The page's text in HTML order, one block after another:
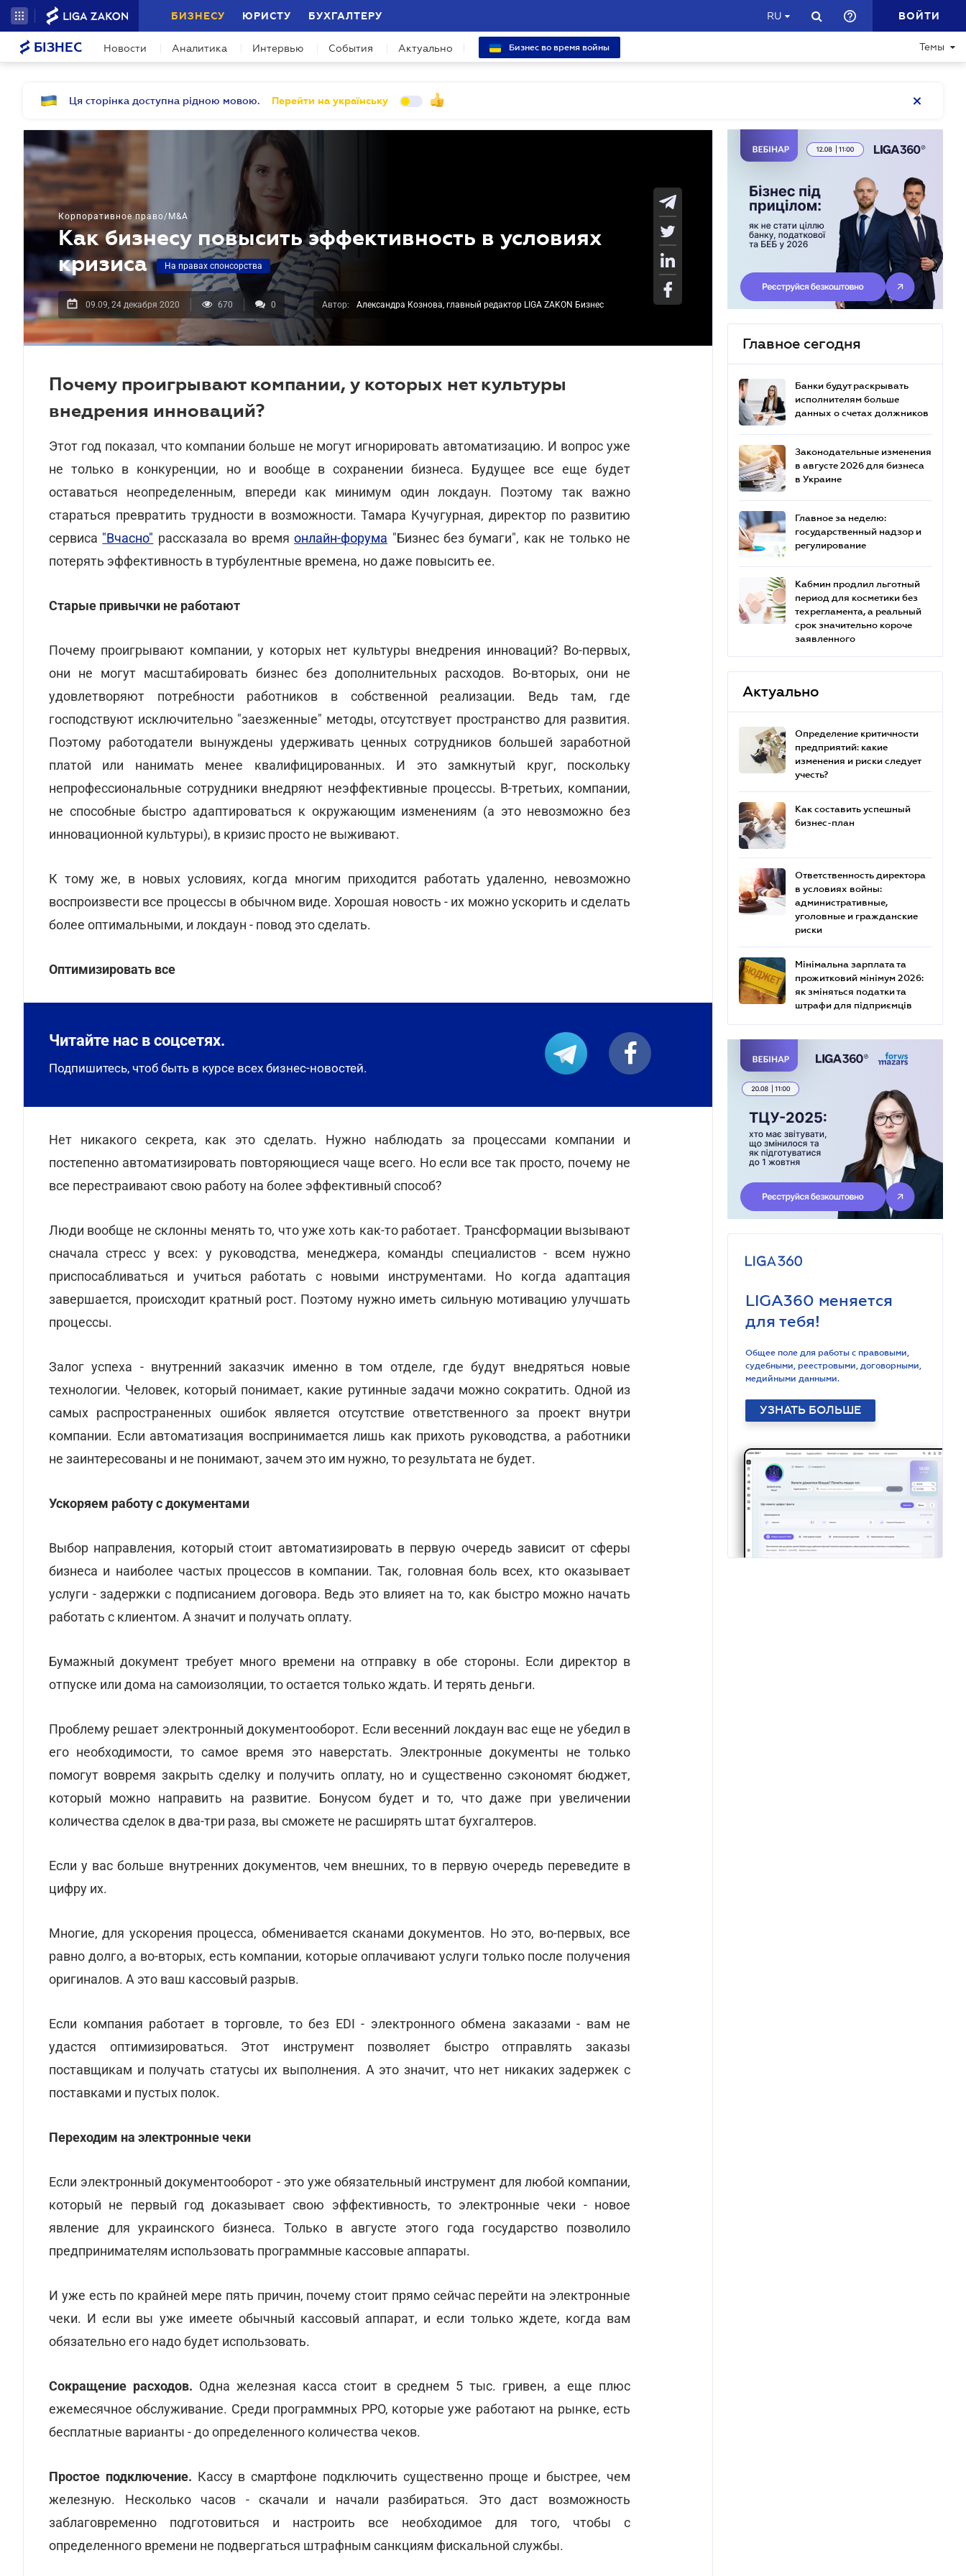
БИЗНЕСУ ЮРИСТУ БУХГАЛТЕРУ RU ВОЙТИ
БІЗНЕС Новости Аналитика Интервью События Актуально Бизнес во время войны Темы
Ця сторінка доступна рідною мовою. Перейти на українську
Корпоративное право/M&A
Как бизнесу повысить эффективность в условиях
кризиса
На правах спонсорства
09.09, 24 декабря 2020 670 0 Автор: Александра Кознова, главный редактор LIGA ZAKON Бизнес
Почему проигрывают компании, у которых нет культуры
внедрения инноваций?
Этот год показал, что компании больше не могут игнорировать автоматизацию. И вопрос уже
не только в конкуренции, но и вообще в сохранении бизнеса. Будущее все еще будет
оставаться неопределенным, впереди как минимум один локдаун. Поэтому так важно
стараться превратить трудности в возможности. Тамара Кучугурная, директор по развитию
сервиса "Вчасно" рассказала во времяонлайн-форума "Бизнес без бумаги", как не только не
потерять эффективность в турбулентные времена, но даже повысить ее.
Старые привычки не работают
Почему проигрывают компании, у которых нет культуры внедрения инноваций? Во-первых,
они не могут масштабировать бизнес без дополнительных расходов. Во-вторых, они не
удовлетворяют потребности работников в собственной реализации. Ведь там, где
господствуют исключительно "заезженные" методы, отсутствует пространство для развития.
Поэтому работодатели вынуждены удерживать ценных сотрудников большей заработной
платой или нанимать менее квалифицированных. И это замкнутый круг, поскольку
непрофессиональные сотрудники внедряют неэффективные процессы. В-третьих, компании,
не способные быстро адаптироваться к окружающим изменениям (а это невозможно без
инновационной культуры), в кризис просто не выживают.
К тому же, в новых условиях, когда многим приходится работать удаленно, невозможно
воспроизвести все процессы в обычном виде. Хорошая новость - их можно ускорить и сделать
более оптимальными, и локдаун - повод это сделать.
Оптимизировать все
Читайте нас в соцсетях.
Подпишитесь, чтоб быть в курсе всех бизнес-новостей.
Нет никакого секрета, как это сделать. Нужно наблюдать за процессами компании и
постепенно автоматизировать повторяющиеся чаще всего. Но если все так просто, почему не
все перестраивают свою работу на более эффективный способ?
Люди вообще не склонны менять то, что уже хоть как-то работает. Трансформации вызывают
сначала стресс у всех: у руководства, менеджера, команды специалистов - всем нужно
приспосабливаться и учиться работать с новыми инструментами. Но когда адаптация
завершается, происходит кратный рост. Поэтому нужно иметь сильную мотивацию улучшать
процессы.
Залог успеха - внутренний заказчик именно в том отделе, где будут внедряться новые
технологии. Человек, который понимает, какие рутинные задачи можно сократить. Одной из
самых распространенных ошибок является отсутствие ответственного за проект внутри
компании. Если автоматизация воспринимается лишь как прихоть руководства, а работники
не заинтересованы и не понимают, зачем это им нужно, то результата не будет.
Ускоряем работу с документами
Выбор направления, который стоит автоматизировать в первую очередь зависит от сферы
бизнеса и наиболее частых процессов в компании. Так, головная боль всех, кто оказывает
услуги - задержки с подписанием договора. Ведь это влияет на то, как быстро можно начать
работать с клиентом. А значит и получать оплату.
Бумажный документ требует много времени на отправку в обе стороны. Если директор в
отпуске или дома на самоизоляции, то остается только ждать. И терять деньги.
Проблему решает электронный документооборот. Если весенний локдаун вас еще не убедил в
его необходимости, то самое время это наверстать. Электронные документы не только
помогут вовремя закрыть сделку и получить оплату, но и существенно сэкономят бюджет,
который можно направить на развитие. Бонусом будет и то, что даже при увеличении
количества сделок в два-три раза, вы сможете не расширять штат бухгалтеров.
Если у вас больше внутренних документов, чем внешних, то в первую очередь переведите в
цифру их.
Многие, для ускорения процесса, обменивается сканами документов. Но это, во-первых, все
равно долго, а во-вторых, есть компании, которые оплачивают услуги только после получения
оригиналов. А это ваш кассовый разрыв.
Если компания работает в торговле, то без EDI - электронного обмена заказами - вам не
удастся оптимизироваться. Этот инструмент позволяет быстро отправлять заказы
поставщикам и получать статусы их выполнения. А это значит, что нет никаких задержек с
поставками и пустых полок.
Переходим на электронные чеки
Если электронный документооборот - это уже обязательный инструмент для любой компании,
который не первый год доказывает свою эффективность, то электронные чеки - новое
явление для украинского бизнеса. Только в августе этого года государство позволило
предпринимателям использовать программные кассовые аппараты.
И уже есть по крайней мере пять причин, почему стоит прямо сейчас перейти на электронные
чеки. И если вы уже имеете обычный кассовый аппарат, и если только ждете, когда вам
обязательно его надо будет использовать.
Сокращение расходов. Одна железная касса стоит в среднем 5 тыс. гривен, а еще плюс
ежемесячное обслуживание. Среди программных РРО, которые уже работают на рынке, есть
бесплатные варианты - до определенного количества чеков.
Простое подключение. Кассу в смартфоне подключить существенно проще и быстрее, чем
железную. Несколько часов - скачали и начали разбираться. Это даст возможность
заблаговременно подготовиться и настроить все необходимое для того, чтобы с
определенного времени не подвергаться штрафным санкциям фискальной службы.
Главное сегодня
Банки будут раскрывать
исполнителям больше
данных о счетах должников
Законодательные изменения
в августе 2026 для бизнеса
в Украине
Главное за неделю:
государственный надзор и
регулирование
Кабмин продлил льготный
период для косметики без
техрегламента, а реальный
срок значительно короче
заявленного
Актуально
Определение критичности
предприятий: какие
изменения и риски следует
учесть?
Как составить успешный
бизнес-план
Ответственность директора
в условиях войны:
административные,
уголовные и гражданские
риски
Мінімальна зарплата та
прожитковий мінімум 2026:
як зміняться податки та
штрафи для підприємців
LIGA360 меняется
для тебя!
Общее поле для работы с правовыми,
судебными, реестровыми, договорными,
медийными данными.
УЗНАТЬ БОЛЬШЕ